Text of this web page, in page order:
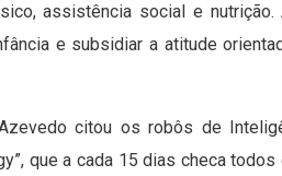
assistência social e
e subsidiar a atitude
citou os robôs de
que a cada 15 dias checa